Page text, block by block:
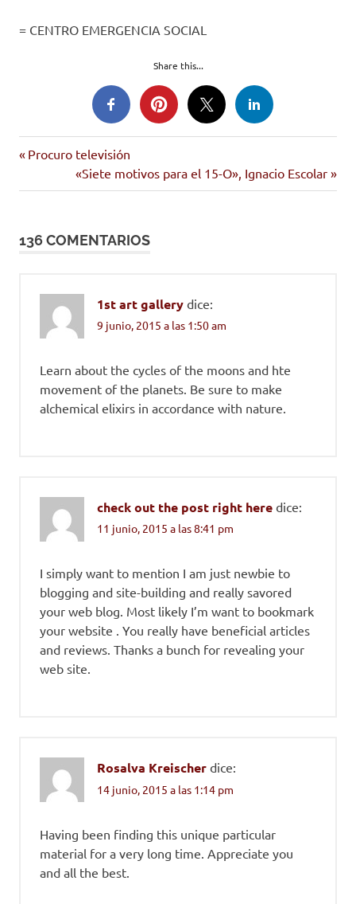
= CENTRO EMERGENCIA SOCIAL
Share this...
Navegación
de
Entrada
Procuro televisión
Siguiente
entrada:
«Siete motivos para el 15-O», Ignacio Escolar
136 COMENTARIOS
1st art gallery dice:
9 junio, 2015 a las 1:50 am
Learn about the cycles of the moons and hte
movement of the planets. Be sure to make
alchemical elixirs in accordance with nature.
check out the post right here dice:
11 junio, 2015 a las 8:41 pm
I simply want to mention I am just newbie to
blogging and site-building and really savored
your web blog. Most likely I’m want to bookmark
your website . You really have beneficial articles
and reviews. Thanks a bunch for revealing your
web site.
Rosalva Kreischer dice:
14 junio, 2015 a las 1:14 pm
Having been finding this unique particular
material for a very long time. Appreciate you
and all the best.